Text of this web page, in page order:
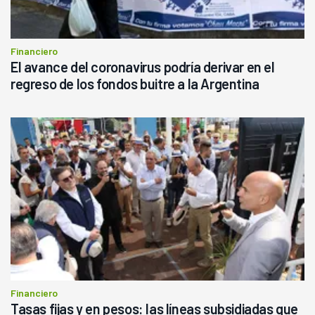
Financiero
El avance del coronavirus podría derivar en el
regreso de los fondos buitre a la Argentina
Financiero
Tasas fijas y en pesos: las líneas subsidiadas que